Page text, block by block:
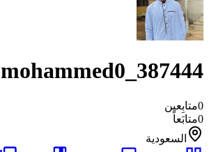
mohammed0_387444
0متابِعين
0متابَعاً
السعودية